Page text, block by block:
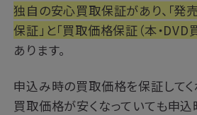
独自の安心買取保証があり、「発
保証」と「買取価格保証（本・DVD
あります。
申込み時の買取価格を保証してく
買取価格が安くなっていても申